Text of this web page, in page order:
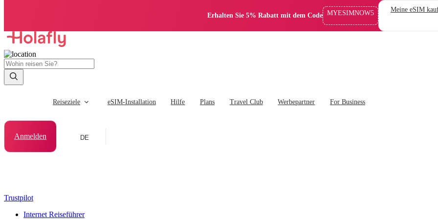
Erhalten Sie 5% Rabatt mit dem Code MYESIMNOW5 Meine eSIM
Reiseziele eSIM-Installation Hilfe Plans Travel Club Werbepartner For Business
Anmelden DE
Trustpilot
Internet Reiseführer